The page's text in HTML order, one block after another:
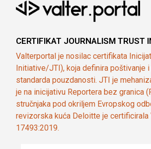
CERTIFIKAT JOURNALISM TRUST
Valterportal je nosilac certifikata
Initiative/JTI), koja definira poštivanje
standarda pouzdanosti. JTI je
je na inicijativu Reportera bez granica
stručnjaka pod okriljem Evropskog
revizorska kuća Deloitte je
17493:2019.